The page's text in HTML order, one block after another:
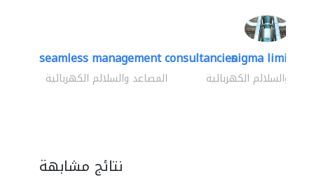
seamless management consultancies
المصاعد والسلالم الكهربائية
nigma limited
والسلالم الكهربائية
نتائج مشابهة